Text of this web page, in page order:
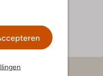
Dames